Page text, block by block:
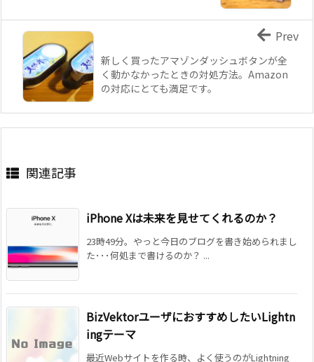
新しく買ったアマゾンダッシュボタンが全
く動かなかったときの対処方法。Amazon
の対応にとても満足です。
Prev
関連記事
iPhone Xは未来を見せてくれるのか？
23時49分。やっと今日のブログを書き始められまし
た･･･何処まで書けるのか？ ...
BizVektorユーザにおすすめしたいLightn
ingテーマ
最近Webサイトを作る時、よく使うのがLightning